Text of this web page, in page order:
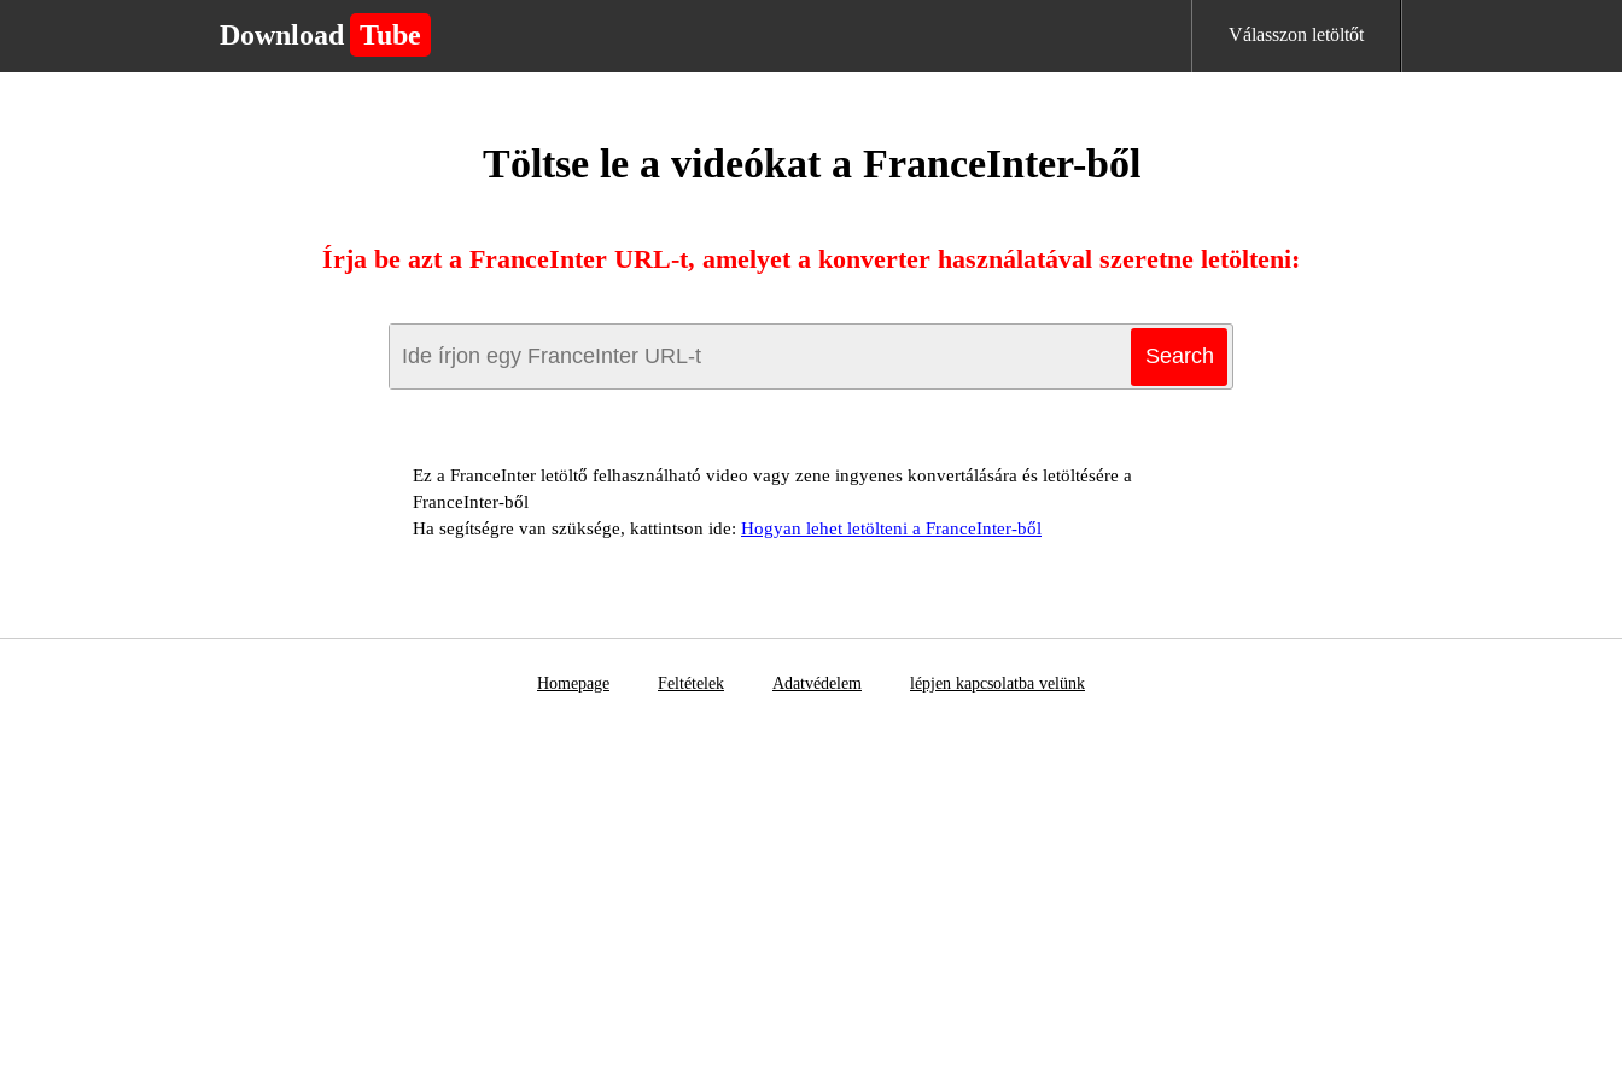
Download Tube Válasszon letöltőt
Töltse le a videókat a FranceInter-ből
Írja be azt a FranceInter URL-t, amelyet a konverter használatával szeretne letölteni:
Ez a FranceInter letöltő felhasználható video vagy zene ingyenes konvertálására és letöltésére a
FranceInter-ből
Ha segítségre van szüksége, kattintson ide: Hogyan lehet letölteni a FranceInter-ből
Homepage Feltételek Adatvédelem lépjen kapcsolatba velünk